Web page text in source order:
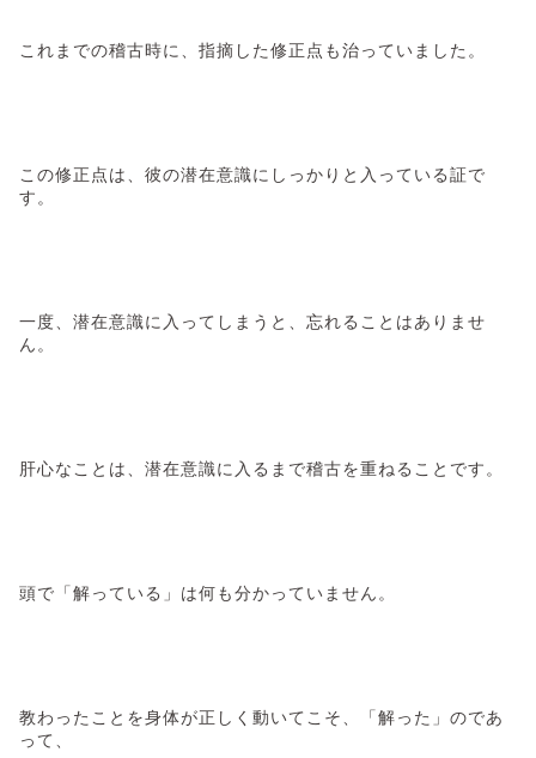
これまでの稽古時に、指摘した修正点も治っていました。
この修正点は、彼の潜在意識にしっかりと入っている証で
す。
一度、潜在意識に入ってしまうと、忘れることはありませ
ん。
肝心なことは、潜在意識に入るまで稽古を重ねることです。
頭で「解っている」は何も分かっていません。
教わったことを身体が正しく動いてこそ、「解った」のであ
って、